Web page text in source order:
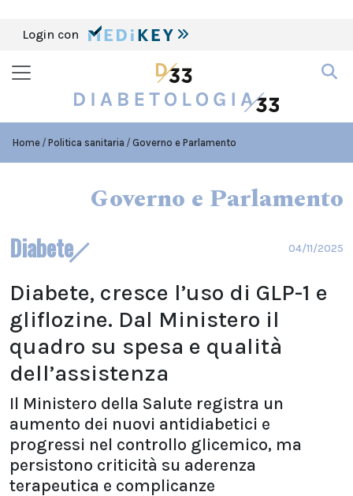
Login con
Home Politica sanitaria Governo e Parlamento
Governo e Parlamento
Diabete 04/11/2025
Diabete, cresce l’uso di GLP-1 e
gliflozine. Dal Ministero il
quadro su spesa e qualità
dell’assistenza
Il Ministero della Salute registra un
aumento dei nuovi antidiabetici e
progressi nel controllo glicemico, ma
persistono criticità su aderenza
terapeutica e complicanze